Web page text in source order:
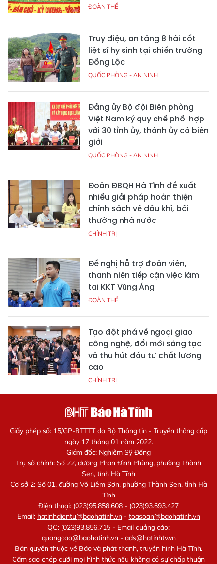
ĐOÀN THỂ
Truy điệu, an táng 8 hài cốt
liệt sĩ hy sinh tại chiến trường
Đồng Lộc
QUỐC PHÒNG - AN NINH
Đảng ủy Bộ đội Biên phòng
Việt Nam ký quy chế phối hợp
với 30 tỉnh ủy, thành ủy có biên
giới
QUỐC PHÒNG - AN NINH
Đoàn ĐBQH Hà Tĩnh đề xuất
nhiều giải pháp hoàn thiện
chính sách về dầu khí, bồi
thường nhà nước
CHÍNH TRỊ
Đề nghị hỗ trợ đoàn viên,
thanh niên tiếp cận việc làm
tại KKT Vũng Áng
ĐOÀN THỂ
Tạo đột phá về ngoại giao
công nghệ, đổi mới sáng tạo
và thu hút đầu tư chất lượng
cao
CHÍNH TRỊ
Giấy phép số: 15/GP-BTTTT do Bộ Thông tin - Truyền thông cấp
ngày 17 tháng 01 năm 2022.
Giám đốc: Nghiêm Sỹ Đống
Trụ sở chính: Số 22, đường Phan Đình Phùng, phường Thành
Sen, tỉnh Hà Tĩnh
Cơ sở 2: Số 01, đường Võ Liêm Sơn, phường Thành Sen, tỉnh Hà
Tĩnh
Điện thoại: (023)95.858.608 - (023)93.693.427
Email: hatinhdientu@baohatinh.vn- toasoan@baohatinh.vn
QC: (023)93.856.715 - Email quảng cáo:
quangcao@baohatinh.vn- ads@hatinhtv.vn
Bản quyền thuộc về Báo và phát thanh, truyền hình Hà Tĩnh.
Cấm sao chép dưới mọi hình thức nếu không có sự chấp thuận